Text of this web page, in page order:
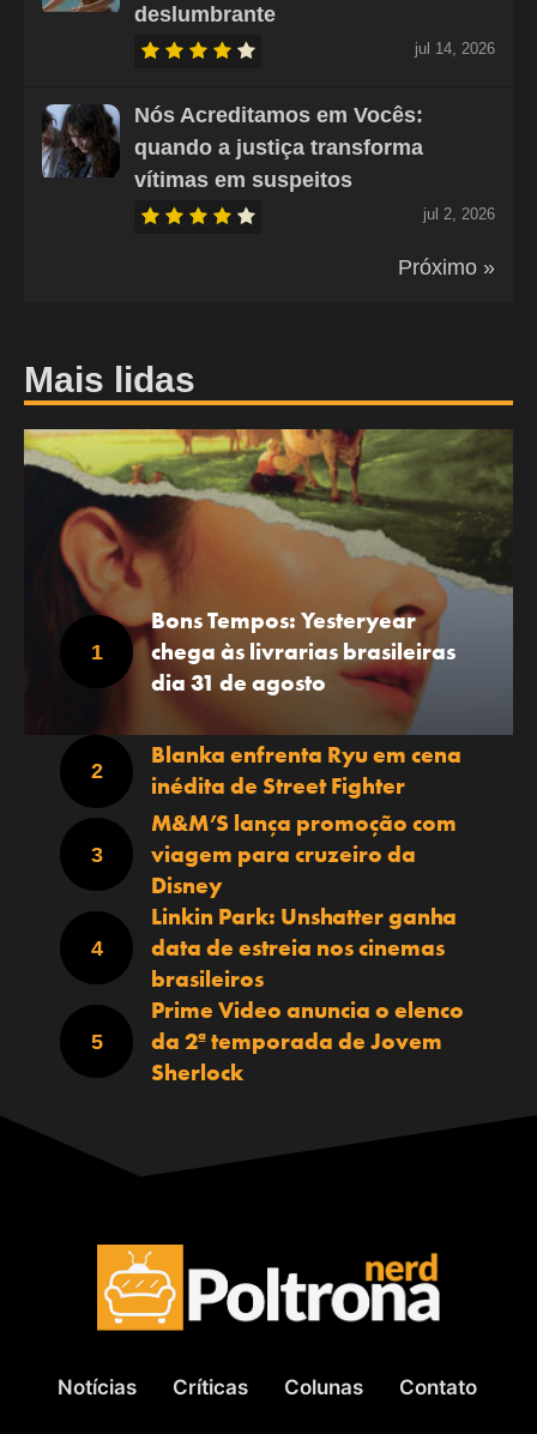
deslumbrante
jul 14, 2026
Nós Acreditamos em Vocês:
quando a justiça transforma
vítimas em suspeitos
jul 2, 2026
Próximo »
Mais lidas
Bons Tempos: Yesteryear
chega às livrarias brasileiras
dia 31 de agosto
Blanka enfrenta Ryu em cena
inédita de Street Fighter
M&M’S lança promoção com
viagem para cruzeiro da
Disney
Linkin Park: Unshatter ganha
data de estreia nos cinemas
brasileiros
Prime Video anuncia o elenco
da 2ª temporada de Jovem
Sherlock
Notícias Críticas Colunas Contato